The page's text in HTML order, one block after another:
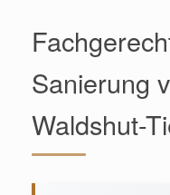
Sanierung
Waldshut-